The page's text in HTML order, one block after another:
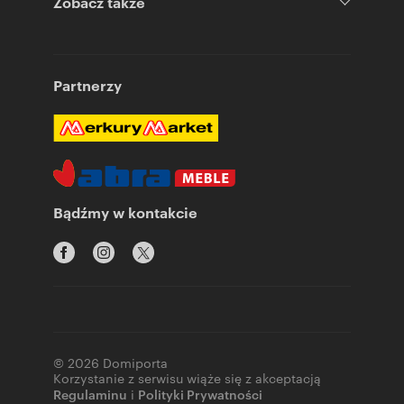
Partnerzy
Bądźmy w kontakcie
© 2026 Domiporta
Korzystanie z serwisu wiąże się z akceptacją
Regulaminu i Polityki Prywatności